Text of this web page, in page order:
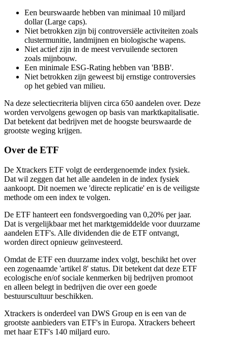
Een beurswaarde hebben van minimaal 10 miljard
dollar (Large caps).
Niet betrokken zijn bij controversiële activiteiten zoals
clustermunitie, landmijnen en biologische wapens.
Niet actief zijn in de meest vervuilende sectoren
zoals mijnbouw.
Een minimale ESG-Rating hebben van 'BBB'.
Niet betrokken zijn geweest bij ernstige controversies
op het gebied van milieu.
Na deze selectiecriteria blijven circa 650 aandelen over. Deze
worden vervolgens gewogen op basis van marktkapitalisatie.
Dat betekent dat bedrijven met de hoogste beurswaarde de
grootste weging krijgen.
Over de ETF
De Xtrackers ETF volgt de eerdergenoemde index fysiek.
Dat wil zeggen dat het alle aandelen in de index fysiek
aankoopt. Dit noemen we 'directe replicatie' en is de veiligste
methode om een index te volgen.
De ETF hanteert een fondsvergoeding van 0,20% per jaar.
Dat is vergelijkbaar met het marktgemiddelde voor duurzame
aandelen ETF's. Alle dividenden die de ETF ontvangt,
worden direct opnieuw geïnvesteerd.
Omdat de ETF een duurzame index volgt, beschikt het over
een zogenaamde 'artikel 8' status. Dit betekent dat deze ETF
ecologische en/of sociale kenmerken bij bedrijven promoot
en alleen belegt in bedrijven die over een goede
bestuurscultuur beschikken.
Xtrackers is onderdeel van DWS Group en is een van de
grootste aanbieders van ETF's in Europa. Xtrackers beheert
met haar ETF's 140 miljard euro.